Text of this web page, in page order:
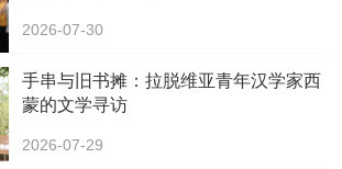
2026-07-30
手串与旧书摊：拉脱维亚青年汉学家西
蒙的文学寻访
2026-07-29